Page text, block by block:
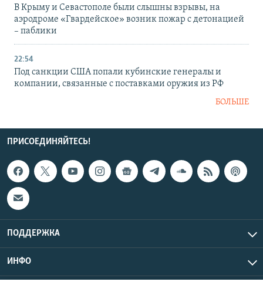
В Крыму и Севастополе были слышны взрывы, на
аэродроме «Гвардейское» возник пожар с детонацией
– паблики
22:54
Под санкции США попали кубинские генералы и
компании, связанные с поставками оружия из РФ
БОЛЬШЕ
ПРИСОЕДИНЯЙТЕСЬ!
ПОДДЕРЖКА
ИНФО